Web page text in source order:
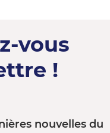
vous
!
nouvelles du